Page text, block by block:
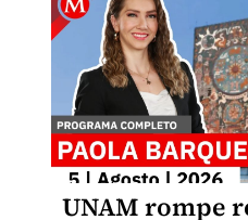
UNAM rompe